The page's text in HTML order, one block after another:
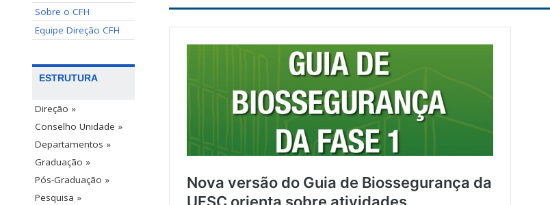
Sobre o CFH
Equipe Direção CFH
ESTRUTURA
Direção »
Conselho Unidade »
Departamentos »
Graduação »
Pós-Graduação »
Pesquisa »